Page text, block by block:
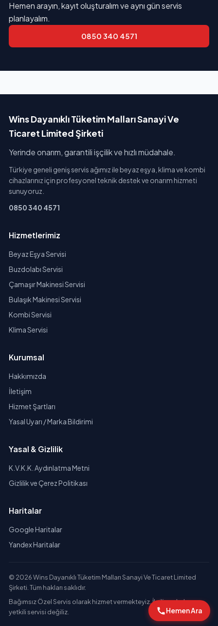
Hemen arayın, kayıt oluşturalım ve aynı gün servis
planlayalım.
0850 340 4571
Wins Dayanıklı Tüketim Malları Sanayi Ve
Ticaret Limited Şirketi
Yerinde onarım, garantili işçilik ve hızlı müdahale.
Türkiye geneli geniş servis ağımız ile beyaz eşya, klima ve kombi
cihazlarınız için profesyonel teknik destek ve onarım hizmeti
sunuyoruz.
0850 340 4571
Hizmetlerimiz
Beyaz Eşya Servisi
Buzdolabı Servisi
Çamaşır Makinesi Servisi
Bulaşık Makinesi Servisi
Kombi Servisi
Klima Servisi
Kurumsal
Hakkımızda
İletişim
Hizmet Şartları
Yasal Uyarı / Marka Bildirimi
Yasal & Gizlilik
K.V.K.K. Aydınlatma Metni
Gizlilik ve Çerez Politikası
Haritalar
Google Haritalar
Yandex Haritalar
© 2026 Wins Dayanıklı Tüketim Malları Sanayi Ve Ticaret Limited
Şirketi. Tüm hakları saklıdır.
Bağımsız Özel Servis olarak hizmet vermekteyiz. İlgili markaların
yetkili servisi değiliz.
Hemen Ara